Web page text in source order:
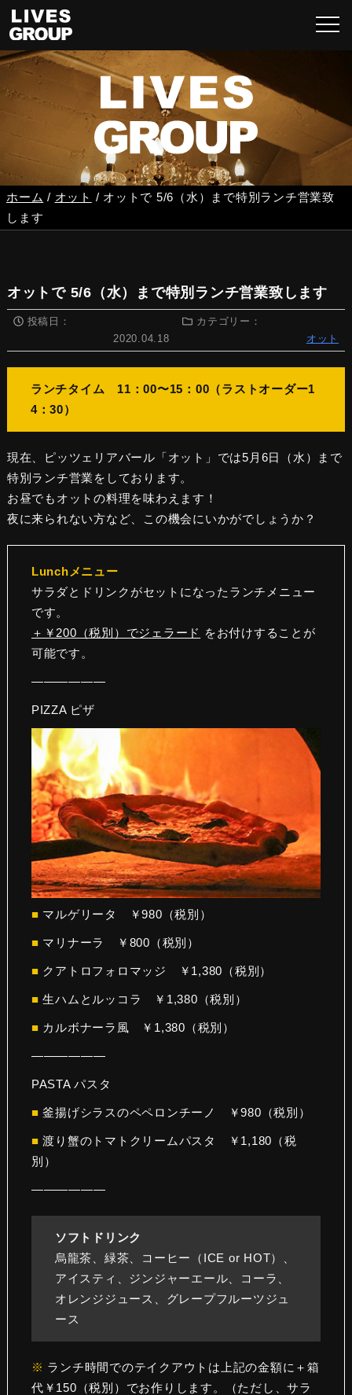
ホーム / オット / オットで 5/6（水）まで特別ランチ営業致
します
オットで 5/6（水）まで特別ランチ営業致します
投稿日：
2020.04.18
カテゴリー：
オット
ランチタイム 11：00〜15：00（ラストオーダー1
4：30）
現在、ピッツェリアバール「オット」では5月6日（水）まで
特別ランチ営業をしております。
お昼でもオットの料理を味わえます！
夜に来られない方など、この機会にいかがでしょうか？
Lunchメニュー
サラダとドリンクがセットになったランチメニュー
です。
＋￥200（税別）でジェラード をお付けすることが
可能です。
——————
PIZZA ピザ
■ マルゲリータ ￥980（税別）
■ マリナーラ ￥800（税別）
■ クアトロフォロマッジ ￥1,380（税別）
■ 生ハムとルッコラ ￥1,380（税別）
■ カルボナーラ風 ￥1,380（税別）
——————
PASTA パスタ
■ 釜揚げシラスのペペロンチーノ ￥980（税別）
■ 渡り蟹のトマトクリームパスタ ￥1,180（税
別）
——————
ソフトドリンク
烏龍茶、緑茶、コーヒー（ICE or HOT）、
アイスティ、ジンジャーエール、コーラ、
オレンジジュース、グレープフルーツジュ
ース
※ ランチ時間でのテイクアウトは上記の金額に＋箱
代￥150（税別）でお作りします。（ただし、サラ